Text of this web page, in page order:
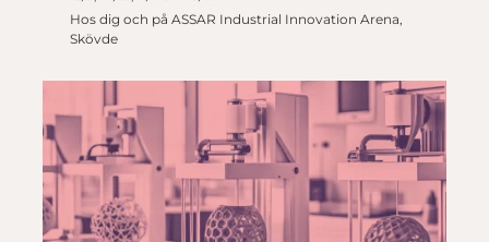
Hos dig och på ASSAR Industrial Innovation Arena,
Skövde